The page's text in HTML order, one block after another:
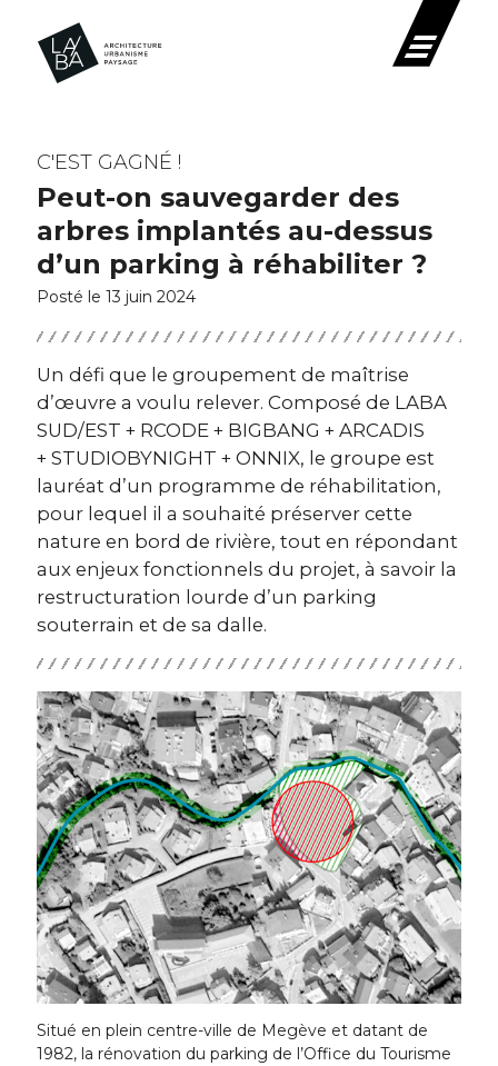
C'EST GAGNÉ !
Peut-on sauvegarder des
arbres implantés au-dessus
d’un parking à réhabiliter ?
Posté le 13 juin 2024
Un défi que le groupement de maîtrise
d’œuvre a voulu relever. Composé de LABA
SUD/EST + RCODE + BIGBANG + ARCADIS
+ STUDIOBYNIGHT + ONNIX, le groupe est
lauréat d’un programme de réhabilitation,
pour lequel il a souhaité préserver cette
nature en bord de rivière, tout en répondant
aux enjeux fonctionnels du projet, à savoir la
restructuration lourde d’un parking
souterrain et de sa dalle.
Situé en plein centre-ville de Megève et datant de
1982, la rénovation du parking de l’Office du Tourisme